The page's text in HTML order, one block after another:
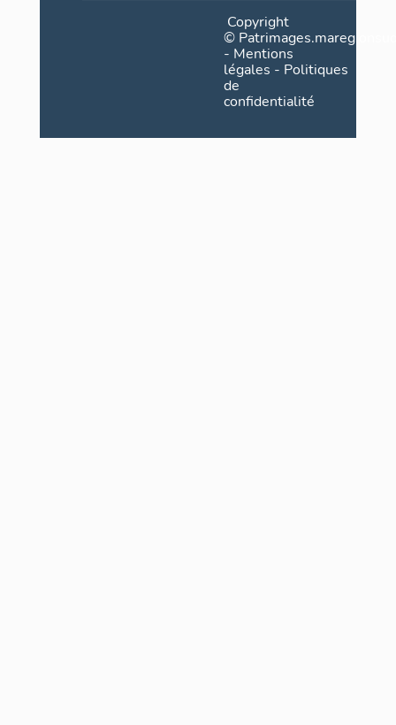
Copyright
©
- Mentions
légales - Politiques
de
confidentialité